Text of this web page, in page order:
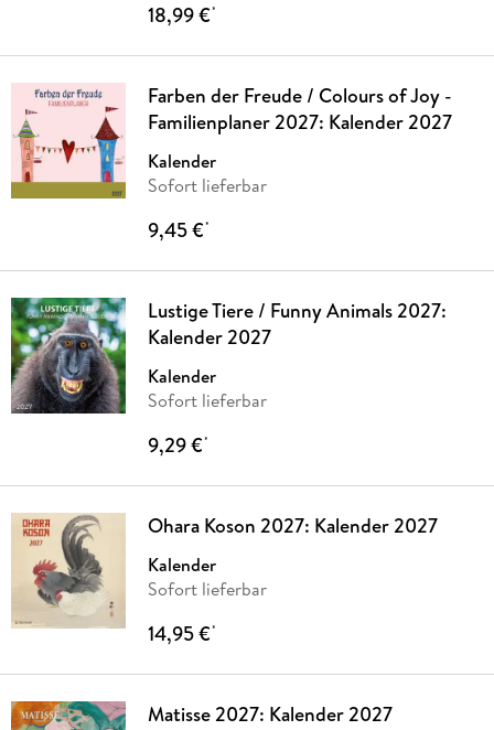
18,99 €*
Farben der Freude / Colours of Joy -
Familienplaner 2027: Kalender 2027
Kalender
Sofort lieferbar
9,45 €*
Lustige Tiere / Funny Animals 2027:
Kalender 2027
Kalender
Sofort lieferbar
9,29 €*
Ohara Koson 2027: Kalender 2027
Kalender
Sofort lieferbar
14,95 €*
Matisse 2027: Kalender 2027